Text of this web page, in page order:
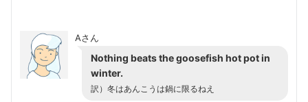
Aさん
Nothing beats the goosefish hot pot in
winter.
訳）冬はあんこうは鍋に限るねえ